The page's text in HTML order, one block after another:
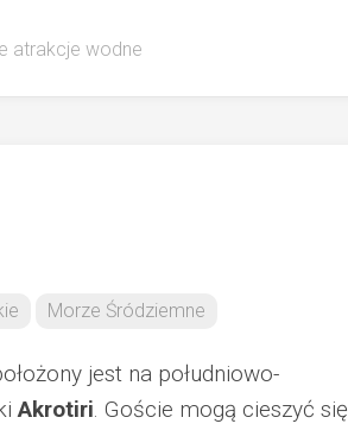
atrakcje wodne
Morze Śródziemne
jest na południowo-
Akrotiri. Goście mogą cieszyć się